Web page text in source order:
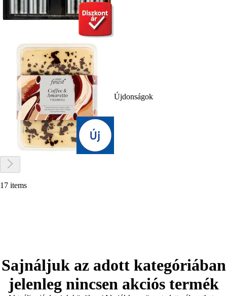
Újdonságok
17 items
Sajnáljuk az adott kategóriában
jelenleg nincsen akciós termék